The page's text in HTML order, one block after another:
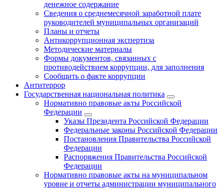
денежное содержание
Сведения о среднемесячной заработной плате
руководителей муниципальных организаций
Планы и отчеты
Антикоррупционная экспертиза
Методические материалы
Формы документов, связанных с
противодействием коррупции, для заполнения
Сообщить о факте коррупции
Антитеррор
Государственная национальная политика
Нормативно правовые акты Российской
Федерации
Указы Президента Российской Федерации
Федеральные законы Российской Федерации
Постановления Правительства Российской
Федерации
Распоряжения Правительства Российской
Федерации
Нормативно правовые акты на муниципальном
уровне и отчеты администрации муниципального